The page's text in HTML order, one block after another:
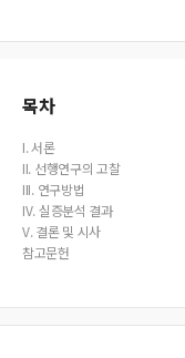
목차
I. 서론
II. 선행연구의 고찰
III. 연구방법
IV. 실증분석 결과
V. 결론 및 시사
참고문헌